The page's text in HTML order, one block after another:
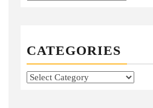
CATEGORIES
Categories